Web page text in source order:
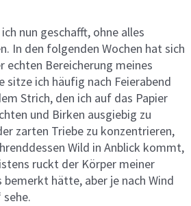
nun geschafft, ohne alles
In den folgenden Wochen hat sich
echten Bereicherung meines
ich häufig nach Feierabend
Strich, den ich auf das Papier
und Birken ausgiebig zu
zarten Triebe zu konzentrieren,
Wild in Anblick kommt,
ruckt der Körper meiner
hätte, aber je nach Wind